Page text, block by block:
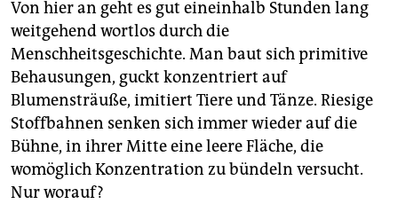
Von hier an geht es gut eineinhalb Stunden lang
weitgehend wortlos durch die
Menschheitsgeschichte. Man baut sich primitive
Behausungen, guckt konzentriert auf
Blumensträuße, imitiert Tiere und Tänze. Riesige
Stoffbahnen senken sich immer wieder auf die
Bühne, in ihrer Mitte eine leere Fläche, die
womöglich Konzentration zu bündeln versucht.
Nur worauf?